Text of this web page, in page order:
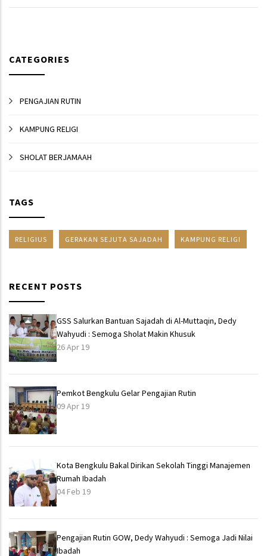
CATEGORIES
PENGAJIAN RUTIN
KAMPUNG RELIGI
SHOLAT BERJAMAAH
TAGS
RELIGIUS GERAKAN SEJUTA SAJADAH KAMPUNG RELIGI
RECENT POSTS
GSS Salurkan Bantuan Sajadah di Al-Muttaqin, Dedy
Wahyudi : Semoga Sholat Makin Khusuk
26 Apr 19
Pemkot Bengkulu Gelar Pengajian Rutin
09 Apr 19
Kota Bengkulu Bakal Dirikan Sekolah Tinggi Manajemen
Rumah Ibadah
04 Feb 19
Pengajian Rutin GOW, Dedy Wahyudi : Semoga Jadi Nilai
Ibadah